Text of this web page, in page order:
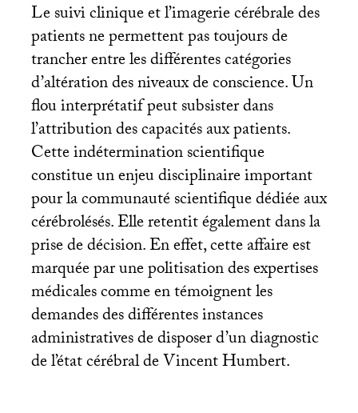
Le suivi clinique et l’imagerie cérébrale des
patients ne permettent pas toujours de
trancher entre les différentes catégories
d’altération des niveaux de conscience. Un
flou interprétatif peut subsister dans
l’attribution des capacités aux patients.
Cette indétermination scientifique
constitue un enjeu disciplinaire important
pour la communauté scientifique dédiée aux
cérébrolésés. Elle retentit également dans la
prise de décision. En effet, cette affaire est
marquée par une politisation des expertises
médicales comme en témoignent les
demandes des différentes instances
administratives de disposer d’un diagnostic
de l’état cérébral de Vincent Humbert.